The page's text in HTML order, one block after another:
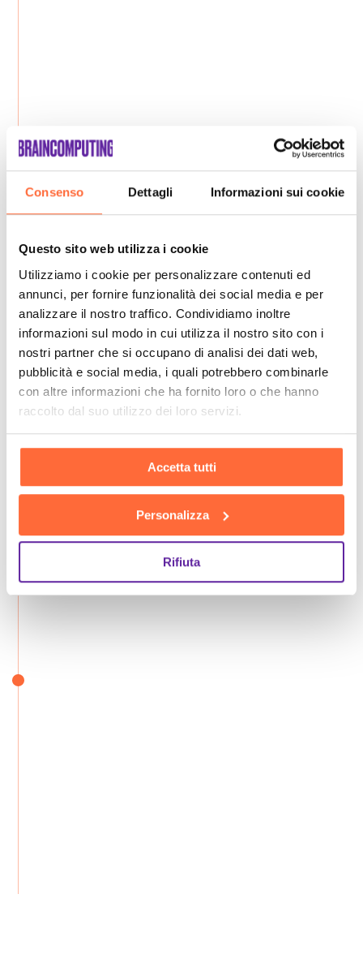
Consenso Dettagli Informazioni sui cookie
Questo sito web utilizza i cookie
Utilizziamo i cookie per personalizzare contenuti ed
annunci, per fornire funzionalità dei social media e per
analizzare il nostro traffico. Condividiamo inoltre
informazioni sul modo in cui utilizza il nostro sito con i
nostri partner che si occupano di analisi dei dati web,
pubblicità e social media, i quali potrebbero combinarle
con altre informazioni che ha fornito loro o che hanno
raccolto dal suo utilizzo dei loro servizi.
Accetta tutti
Personalizza
Rifiuta